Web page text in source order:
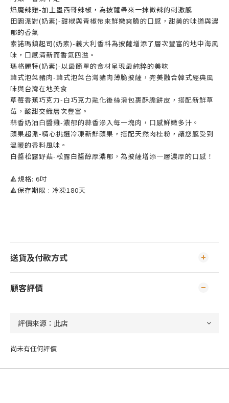
焰魔辣雞-加上墨西哥辣椒，為披薩帶來一抹微辣的刺激感
田園派對(奶素)-甜椒與青椒帶來鮮嫩爽脆的口感，甜美的味道與濃
郁的香氣
索諾瑪鎮起司(奶素)-義大利香料為披薩增添了層次豐富的地中海風
味，口感清新而香氣四溢。
瑪格麗特(奶素)-以最簡單的食材呈現最純粹的美味
韓式泡菜豬肉-韓式泡菜台灣豬肉薄脆披薩，完美融合韓式經典風
味與台灣在地美食
草莓香蕉巧克力-白巧克力融化後絲滑包裹酥脆餅皮，搭配新鮮草
莓，酸甜交織層次豐富。
蒜香奶油白醬雞-濃郁的蒜香滲入每一塊肉，口感鮮嫩多汁。
蘋果超派-精心挑選冷凍新鮮蘋果， 搭配天然肉桂粉，讓您感受到
溫暖的香料風味。
白醬松露野菇-松露白醬醇厚濃郁，為披薩增添一層濃厚的口感！
🔺規格: 6吋
🔺保存期限 : 冷凍180天
送貨及付款方式
顧客評價
尚未有任何評價